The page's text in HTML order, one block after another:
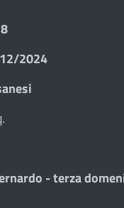
2024
- terza